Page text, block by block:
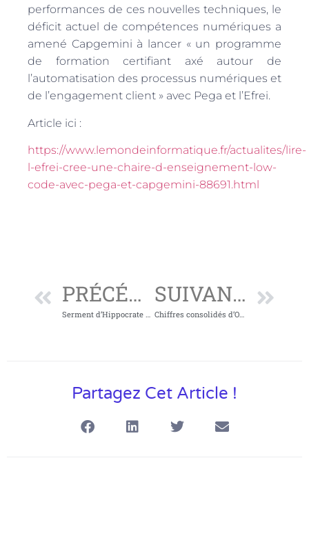
performances de ces nouvelles techniques, le
déficit actuel de compétences numériques a
amené Capgemini à lancer « un programme
de formation certifiant axé autour de
l’automatisation des processus numériques et
de l’engagement client » avec Pega et l’Efrei.
Article ici :
https://www.lemondeinformatique.fr/actualites/lire-
l-efrei-cree-une-chaire-d-enseignement-low-
code-avec-pega-et-capgemini-88691.html
PRÉCÉDENT SUIVANT
Chiffres consolidés d’Octobre pour Capgemini Appli
Partagez Cet Article !